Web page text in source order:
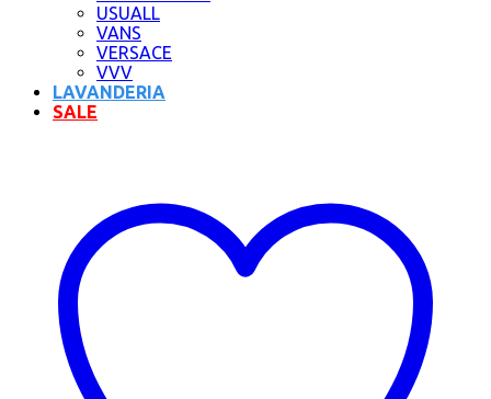
USUALL
VANS
VERSACE
VVV
LAVANDERIA
SALE